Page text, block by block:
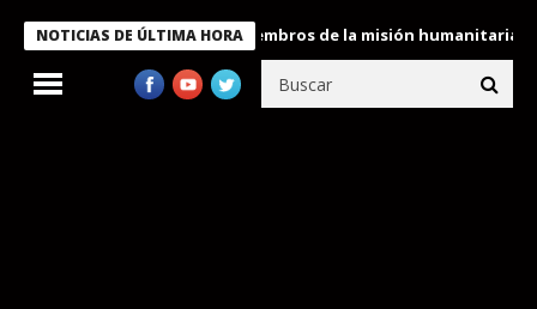
NOTICIAS DE ÚLTIMA HORA
Bukele condecora a miembros de la misión humanitaria